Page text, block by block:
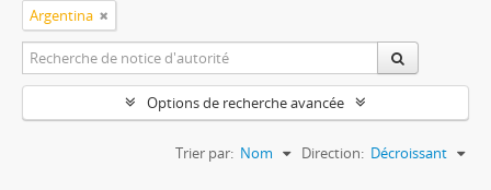
Argentina
Options de recherche avancée
Trier par: Nom Direction: Décroissant